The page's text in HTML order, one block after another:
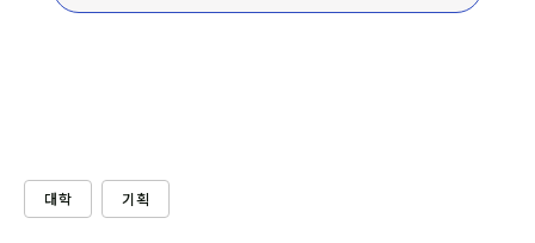
대학 기획